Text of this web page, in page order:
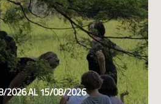
2026 AL 15/08/2026